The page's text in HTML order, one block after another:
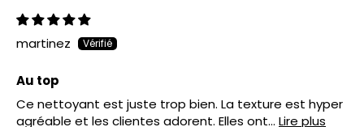
martinez
Au top
Ce nettoyant est juste trop bien. La texture est hyper
agréable et les clientes adorent. Elles ont... Lire plus